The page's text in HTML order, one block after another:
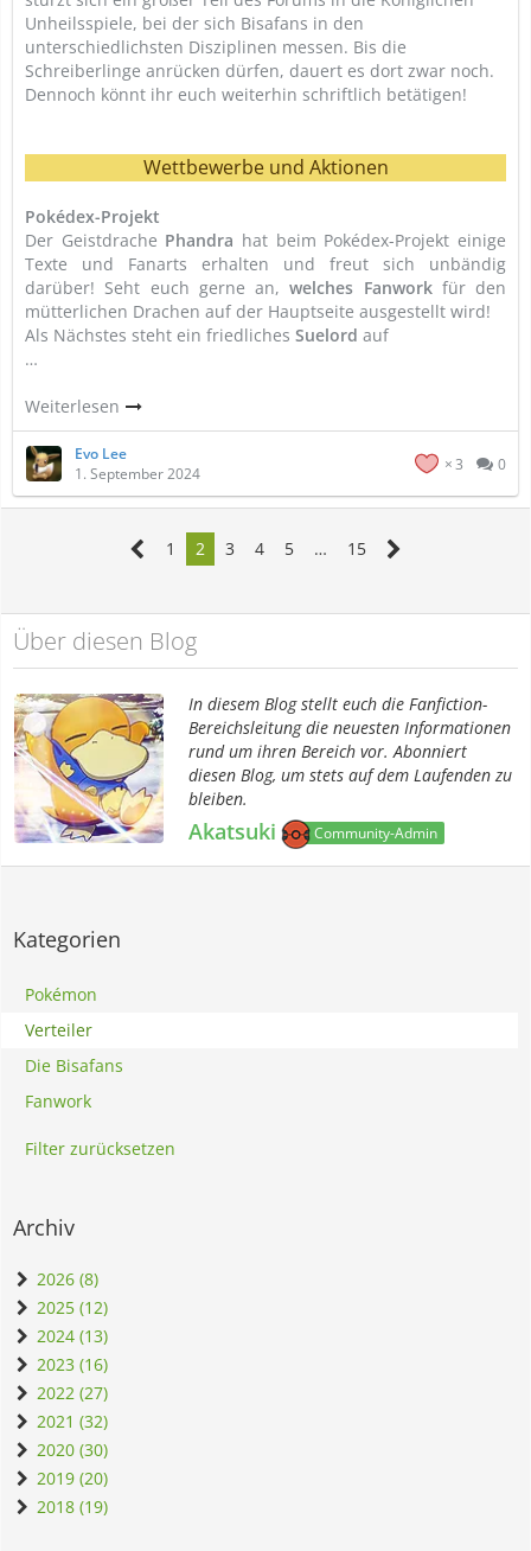
Unheilsspiele, bei der sich Bisafans in den
unterschiedlichsten Disziplinen messen. Bis die
Schreiberlinge anrücken dürfen, dauert es dort zwar noch.
Dennoch könnt ihr euch weiterhin schriftlich betätigen!
Wettbewerbe und Aktionen
Pokédex-Projekt
Der Geistdrache Phandra hat beim Pokédex-Projekt einige
Texte und Fanarts erhalten und freut sich unbändig
darüber! Seht euch gerne an,welches Fanworkfür den
mütterlichen Drachen auf der Hauptseite ausgestellt wird!
Als Nächstes steht ein friedliches Suelord auf
…
Weiterlesen
Evo Lee
1. September 2024
3 0
1 2 3 4 5 … 15
Über diesen Blog
In diesem Blog stellt euch die Fanfiction-
Bereichsleitung die neuesten Informationen
rund um ihren Bereich vor. Abonniert
diesen Blog, um stets auf dem Laufenden zu
bleiben.
Akatsuki Community-Admin
Kategorien
Pokémon
Verteiler
Die Bisafans
Fanwork
Filter zurücksetzen
Archiv
2026 (8)
2025 (12)
2024 (13)
2023 (16)
2022 (27)
2021 (32)
2020 (30)
2019 (20)
2018 (19)